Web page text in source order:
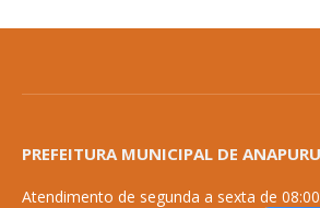
PREFEITURA MUNICIPAL DE
Atendimento de segunda a sexta de